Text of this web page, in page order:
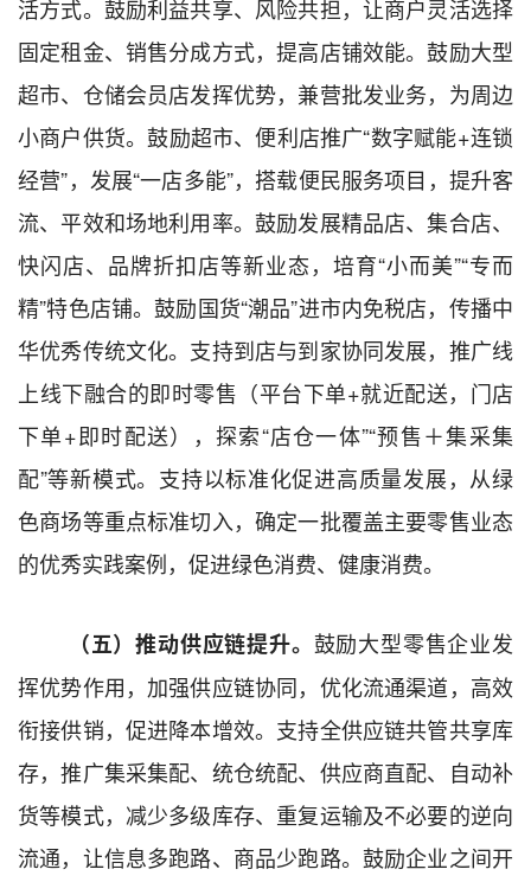
活方式。鼓励利益共享、风险共担，让商户灵活选择
固定租金、销售分成方式，提高店铺效能。鼓励大型
超市、仓储会员店发挥优势，兼营批发业务，为周边
小商户供货。鼓励超市、便利店推广“数字赋能+连锁
经营”，发展“一店多能”，搭载便民服务项目，提升客
流、平效和场地利用率。鼓励发展精品店、集合店、
快闪店、品牌折扣店等新业态，培育“小而美”“专而
精”特色店铺。鼓励国货“潮品”进市内免税店，传播中
华优秀传统文化。支持到店与到家协同发展，推广线
上线下融合的即时零售（平台下单+就近配送，门店
下单+即时配送），探索“店仓一体”“预售＋集采集
配”等新模式。支持以标准化促进高质量发展，从绿
色商场等重点标准切入，确定一批覆盖主要零售业态
的优秀实践案例，促进绿色消费、健康消费。
（五）推动供应链提升。 鼓励大型零售企业发
挥优势作用，加强供应链协同，优化流通渠道，高效
衔接供销，促进降本增效。支持全供应链共管共享库
存，推广集采集配、统仓统配、供应商直配、自动补
货等模式，减少多级库存、重复运输及不必要的逆向
流通，让信息多跑路、商品少跑路。鼓励企业之间开